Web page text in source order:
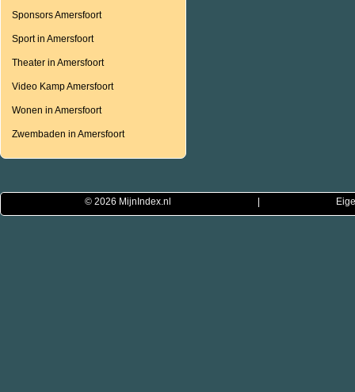
Sponsors Amersfoort
Sport in Amersfoort
Theater in Amersfoort
Video Kamp Amersfoort
Wonen in Amersfoort
Zwembaden in Amersfoort
© 2026 MijnIndex.nl